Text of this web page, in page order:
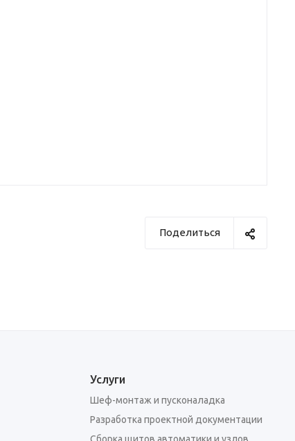
Поделиться
Услуги
Шеф-монтаж и пусконаладка
Разработка проектной документации